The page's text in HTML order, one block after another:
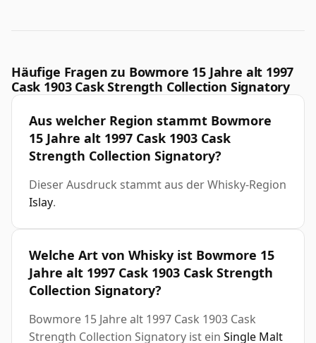
Häufige Fragen zu Bowmore 15 Jahre alt 1997
Cask 1903 Cask Strength Collection Signatory
Aus welcher Region stammt Bowmore
15 Jahre alt 1997 Cask 1903 Cask
Strength Collection Signatory?
Dieser Ausdruck stammt aus der Whisky-Region
Islay.
Welche Art von Whisky ist Bowmore 15
Jahre alt 1997 Cask 1903 Cask Strength
Collection Signatory?
Bowmore 15 Jahre alt 1997 Cask 1903 Cask
Strength Collection Signatory ist ein Single Malt